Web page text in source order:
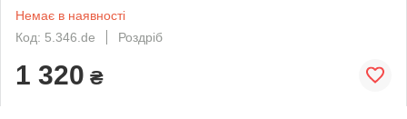
Немає в наявності
Код: 5.346.de
Роздріб
1 320 ₴